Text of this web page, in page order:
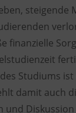
steigende
finanzielle
Studiums
damit auch
und